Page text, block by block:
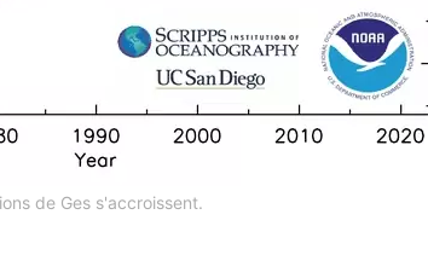
de Ges s'accroissent.